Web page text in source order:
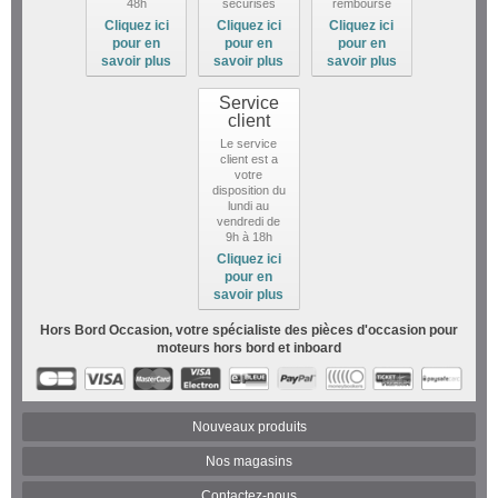
48h
Cliquez ici
pour en
savoir plus
sécurisés
Cliquez ici
pour en
savoir plus
remboursé
Cliquez ici
pour en
savoir plus
Service
client
Le service
client est a
votre
disposition du
lundi au
vendredi de
9h à 18h
Cliquez ici
pour en
savoir plus
Hors Bord Occasion, votre spécialiste des pièces d'occasion pour
moteurs hors bord et inboard
Nouveaux produits
Nos magasins